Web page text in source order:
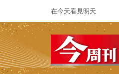
在今天看見明天